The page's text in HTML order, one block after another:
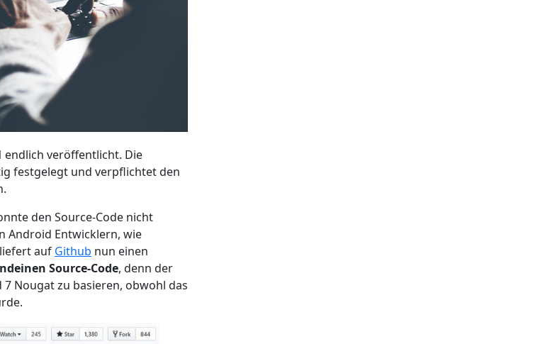
endlich veröffentlicht. Die
festgelegt und verpflichtet den
den Source-Code nicht
Android Entwicklern, wie
auf Github nun einen
Source-Code, denn der
Nougat zu basieren, obwohl das